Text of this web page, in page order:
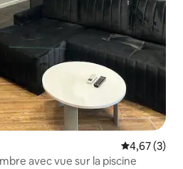
Évaluation
4,67 (3)
avec vue sur la piscine